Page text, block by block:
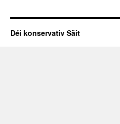
Déi konservativ Säit